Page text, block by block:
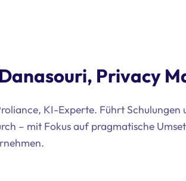
Privacy
KI-Experte. Führt Schulungen
– mit Fokus auf pragmatische